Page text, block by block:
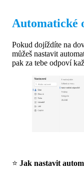
Automatické
Pokud dojíždíte na
můžeš nastavit
pak za tebe odpoví
⭐ Jak nastavit